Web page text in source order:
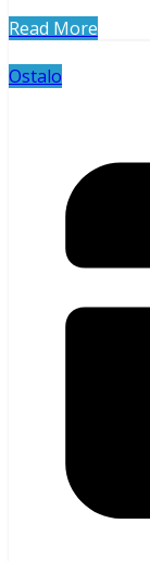
Read More
Ostalo